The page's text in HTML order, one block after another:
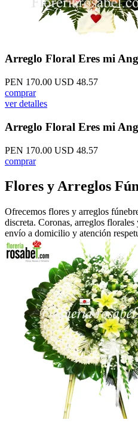
Arreglo Floral Eres mi
PEN 170.00 USD 48.57
comprar
ver detalles
Arreglo Floral Eres mi
PEN 170.00 USD 48.57
comprar
Flores y Arreglos
Ofrecemos flores y arreglos
discreta. Coronas, arreglos
envío a domicilio y atención